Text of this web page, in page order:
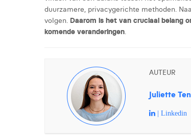
duurzamere, privacygerichte methoden.
volgen. Daarom is het van cruciaal belang
komende veranderingen.
AUTEUR
Juliette
| Linkedin